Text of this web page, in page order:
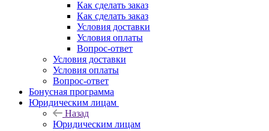
Как сделать заказ
Как сделать заказ
Условия доставки
Условия оплаты
Вопрос-ответ
Условия доставки
Условия оплаты
Вопрос-ответ
Бонусная программа
Юридическим лицам
Назад
Юридическим лицам